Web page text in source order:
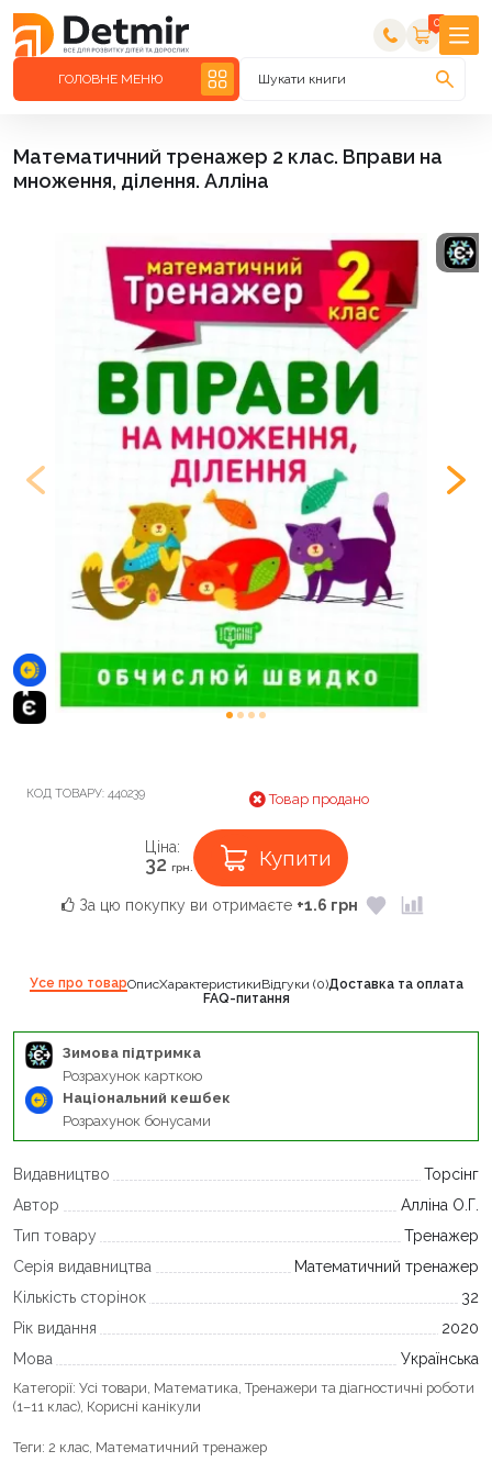
0
ГОЛОВНЕ МЕНЮ Шукати книги
Математичний тренажер 2 клас. Вправи на
множення, ділення. Алліна
КОД ТОВАРУ: 440239 Товар продано
Ціна:
32 грн. Купити
За цю покупку ви отримаєте +1.6 грн
Усе про товарОписХарактеристикиВідгуки (0)Доставка та оплата
FAQ-питання
Зимова підтримка
Розрахунок карткою
Національний кешбек
Розрахунок бонусами
Видавництво
Торсінг
Автор
Алліна О.Г.
Тип товару
Тренажер
Серія видавництва
Математичний тренажер
Кількість сторінок
32
Рік видання
2020
Мова
Українська
Категорії: Усі товари, Математика, Тренажери та діагностичні роботи
(1–11 клас), Корисні канікули
Теги: 2 клас, Математичний тренажер